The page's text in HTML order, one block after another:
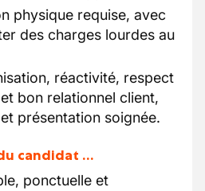
physique requise, avec
des charges lourdes au
réactivité, respect
bon relationnel client,
présentation soignée.
candidat …
ponctuelle et